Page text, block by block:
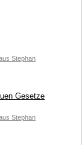
Stephan
Gesetze
Stephan